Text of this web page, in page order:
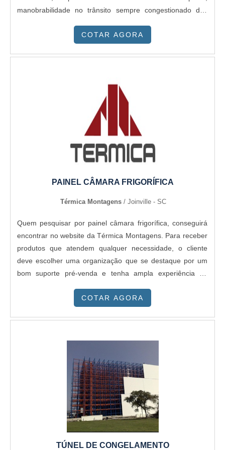
manobrabilidade no trânsito sempre congestionado das
produtos que necessitam de um espaço podendo ser
COTAR AGORA
PAINEL CÂMARA FRIGORÍFICA
Térmica Montagens / Joinville - SC
Quem pesquisar por painel câmara frigorífica, conseguirá
encontrar no website da Térmica Montagens. Para receber
produtos que atendem qualquer necessidade, o cliente
deve escolher uma organização que se destaque por um
bom suporte pré-venda e tenha ampla experiência no
FRIGORÍFICAQuem busca por painel câmara frigorífica em
Montagens. A companhia atua com telha térmica e painel
frigorífica, sempre deve-se buscar uma empresa que tenha
produtos e serviços com ótima qualidade e proteção,
detalhes que passam despercebidos em outras
companhias e podem gerar prejuízos futuros para os
clientes.É importante lembrar que o produto deve sempre
ser adquirido com companhias especializadas no
COTAR AGORA
TÚNEL DE CONGELAMENTO